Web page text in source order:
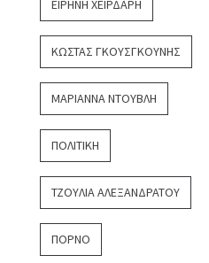
ΕΙΡΉΝΗ ΧΕΙΡΔΆΡΗ
ΚΏΣΤΑΣ ΓΚΟΥΣΓΚΟΎΝΗΣ
ΜΑΡΙΆΝΝΑ ΝΤΟΎΒΛΗ
ΠΟΛΙΤΙΚΉ
ΤΖΟΎΛΙΑ ΑΛΕΞΑΝΔΡΆΤΟΥ
ΠΟΡΝΌ